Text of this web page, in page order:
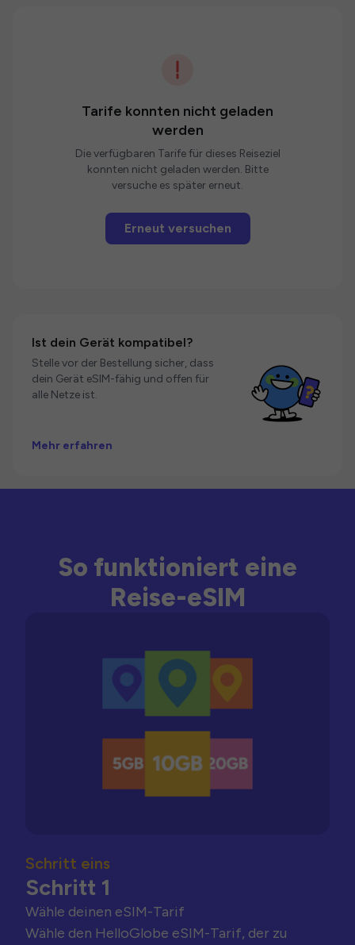
Tarife konnten nicht geladen
werden
Die verfügbaren Tarife für dieses Reiseziel
konnten nicht geladen werden. Bitte
versuche es später erneut.
Erneut versuchen
Ist dein Gerät kompatibel?
Stelle vor der Bestellung sicher, dass
dein Gerät eSIM-fähig und offen für
alle Netze ist.
Mehr erfahren
So funktioniert eine
Reise-eSIM
Schritt eins
Schritt 1
Wähle deinen eSIM-Tarif
Wähle den HelloGlobe eSIM-Tarif, der zu